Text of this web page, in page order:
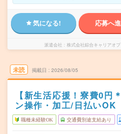
気になる! 応募へ
派遣会社 株式会社綜合キャリアオ
未読 掲載日 2026/08/05
【新生活応援！寮費0円
ン操作・加工/日払いOK
職種未経験OK 交通費別途支給あり